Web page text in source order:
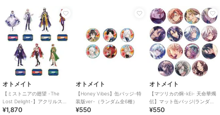
オトメイト
【ミストニアの翅望 -The
Lost Delight-】アクリルスタ
ンド(全7種)
¥1,870
オトメイト
【Honey Vibes】缶バッジ-特
装版ver-（ランダム全6種）
¥550
オトメイト
【マツリカの炯-kEi- 天命華燭
伝】マット缶バッジ(ランダム
全15種)
¥550